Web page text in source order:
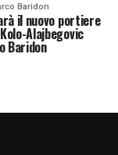
Baridon
il nuovo portiere
Alajbegovic
Baridon